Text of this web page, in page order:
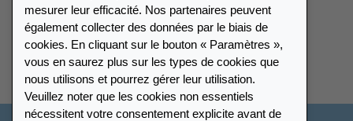
Répertoire des revendeurs
Trouver Leuchtturm
mesurer leur efficacité. Nos partenaires peuvent
également collecter des données par le biais de
cookies. En cliquant sur le bouton « Paramètres »,
vous en saurez plus sur les types de cookies que
nous utilisons et pourrez gérer leur utilisation.
Veuillez noter que les cookies non essentiels
nécessitent votre consentement explicite avant de